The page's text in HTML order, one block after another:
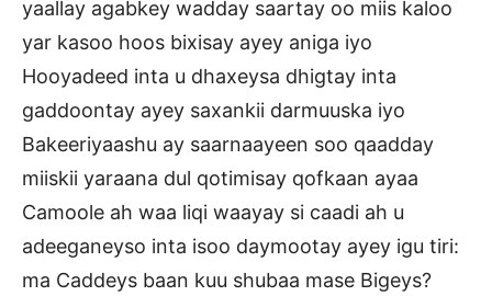
yaallay agabkey wadday saartay oo miis kaloo
yar kasoo hoos bixisay ayey aniga iyo
Hooyadeed inta u dhaxeysa dhigtay inta
gaddoontay ayey saxankii darmuuska iyo
Bakeeriyaashu ay saarnaayeen soo qaadday
miiskii yaraana dul qotimisay qofkaan ayaa
Camoole ah waa liqi waayay si caadi ah u
adeeganeyso inta isoo daymootay ayey igu tiri:
ma Caddeys baan kuu shubaa mase Bigeys?